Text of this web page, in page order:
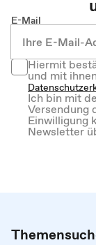
E-Mail
Hiermit
und mit
Ich bin mit
Versendung
Einwilligung
Newsletter